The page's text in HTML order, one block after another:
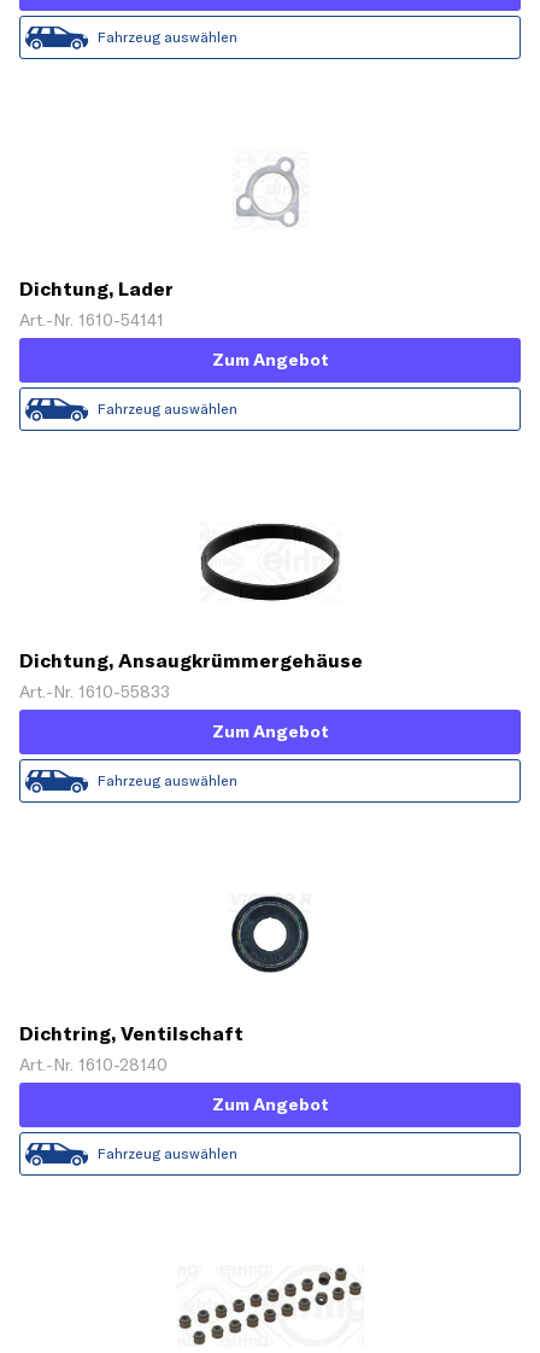
Fahrzeug auswählen
Dichtung, Lader
Art.-Nr. 1610-54141
Zum Angebot
Fahrzeug auswählen
Dichtung, Ansaugkrümmergehäuse
Art.-Nr. 1610-55833
Zum Angebot
Fahrzeug auswählen
Dichtring, Ventilschaft
Art.-Nr. 1610-28140
Zum Angebot
Fahrzeug auswählen